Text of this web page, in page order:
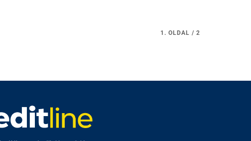
1. OLDAL / 2